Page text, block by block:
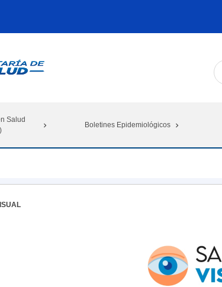
Salud
Boletines Epidemiológicos